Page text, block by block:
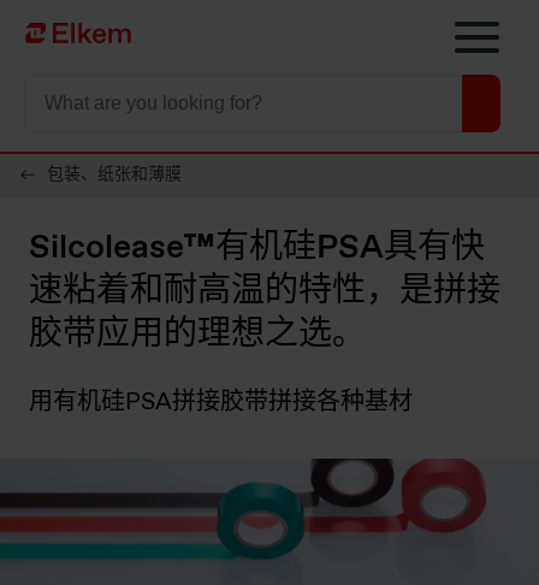
Skip to main content
To start page
包装、纸张和薄膜
Silcolease™有机硅PSA具有快
速粘着和耐高温的特性，是拼接
胶带应用的理想之选。
用有机硅PSA拼接胶带拼接各种基材